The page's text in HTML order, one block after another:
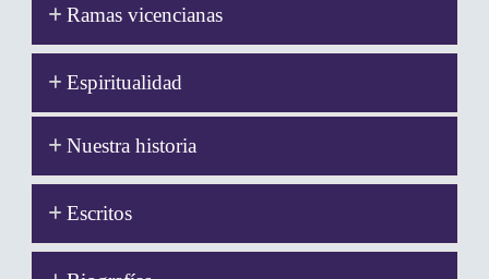
Ramas vicencianas
Espiritualidad
Nuestra historia
Escritos